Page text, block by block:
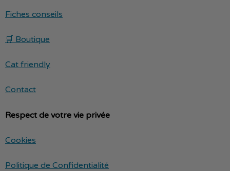
Fiches conseils
🛒 Boutique
Cat friendly
Contact
Respect de votre vie privée
Cookies
Politique de Confidentialité